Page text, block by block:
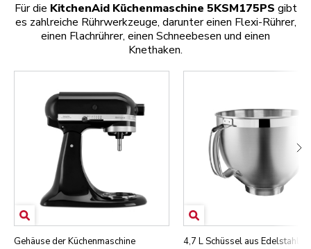
Für die KitchenAid Küchenmaschine 5KSM175PS gibt
es zahlreiche Rührwerkzeuge, darunter einen Flexi-Rührer,
einen Flachrührer, einen Schneebesen und einen
Knethaken.
Gehäuse der Küchenmaschine 4,7 L Schüssel aus Edelstahl